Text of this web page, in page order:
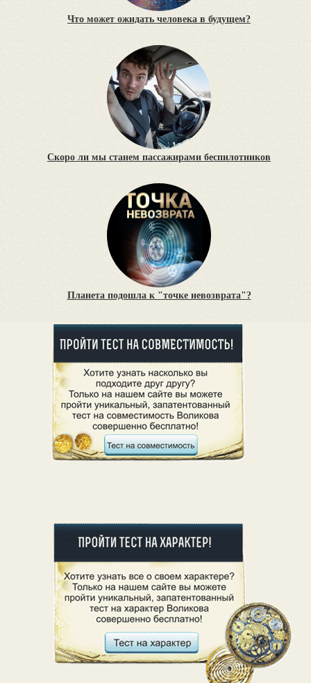
Что может ожидать человека в будущем?
Cкоро ли мы станем пассажирами беспилотников
Планета подошла к "точке невозврата"?